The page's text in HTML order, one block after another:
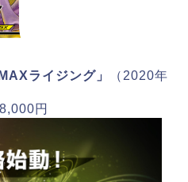
ライジング」
（2020年
円